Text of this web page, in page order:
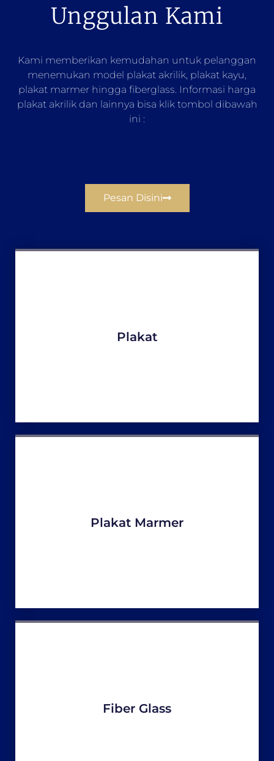
Unggulan Kami
Kami memberikan kemudahan untuk pelanggan
menemukan model plakat akrilik, plakat kayu,
plakat marmer hingga fiberglass. Informasi harga
plakat akrilik dan lainnya bisa klik tombol dibawah
ini :
Pesan Disini
Plakat
Plakat Marmer
Fiber Glass